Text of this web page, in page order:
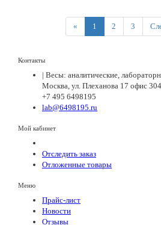
«Previous
1 2 3
Контакты
| Весы: аналитические,
Москва, ул. Плеханова 17 офис
+7 495 6498195
lab@6498195.ru
Мой кабинет
Отследить заказ
Отложенные товары
Меню
Прайс-лист
Новости
Отзывы